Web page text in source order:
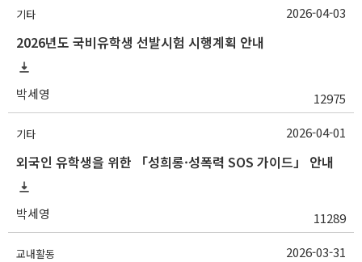
기타
2026년도 국비유학생 선발시험 시행계획 안내
박세영 12975
2026-04-03
기타
외국인 유학생을 위한 「성희롱·성폭력 SOS 가이드」 안내
박세영 11289
2026-04-01
교내활동 2026-03-31